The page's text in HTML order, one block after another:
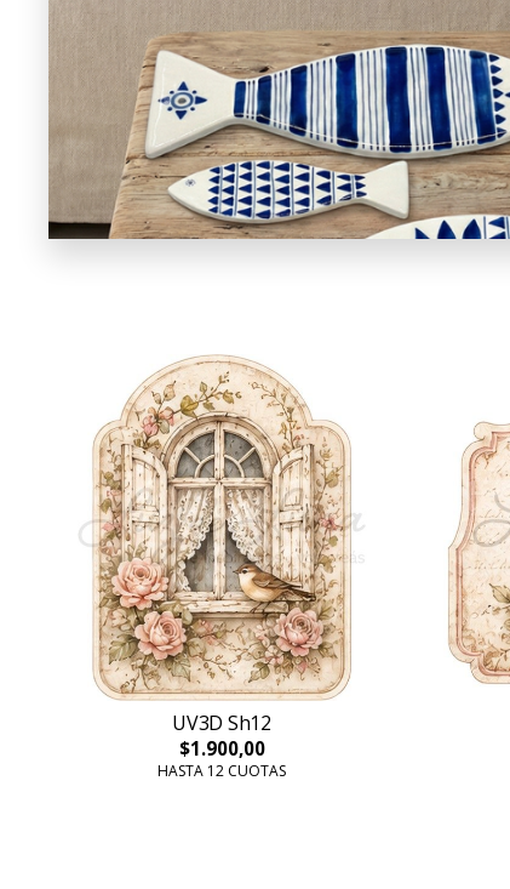
UV3D Sh12
$1.900,00
HASTA 12 CUOTAS